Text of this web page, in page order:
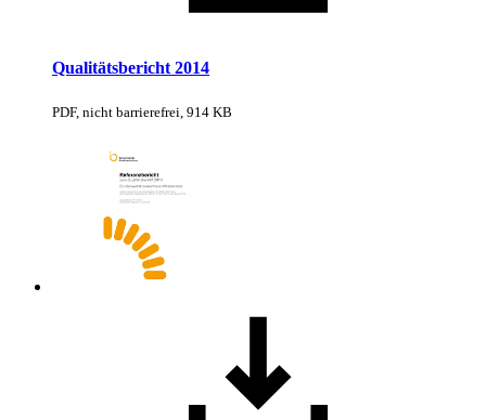
Qualitätsbericht 2014
PDF, nicht barrierefrei, 914 KB